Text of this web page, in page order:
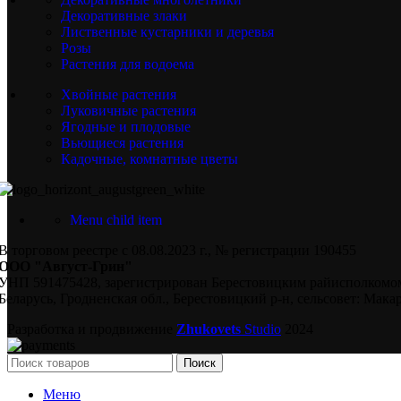
Декоративные злаки
Лиственные кустарники и деревья
Розы
Растения для водоема
Хвойные растения
Луковичные растения
Ягодные и плодовые
Вьющиеся растения
Кадочные, комнатные цветы
Menu child item
торговом реестре с 08.08.2023 г., № регистрации 190455
"Август-Грин"
591475428, зарегистрирован Берестовицким
Гродненская обл., Берестовицкий р-н, сельсовет:
Zhukovets Studio
Поиск
Меню